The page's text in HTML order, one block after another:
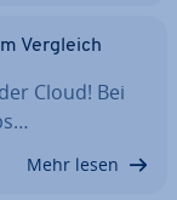
Vergleich
Cloud! Bei
Mehr lesen